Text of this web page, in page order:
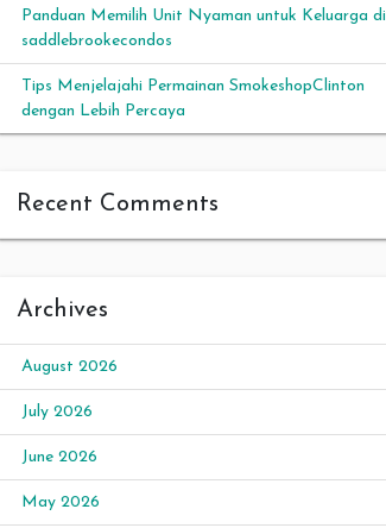
Panduan Memilih Unit Nyaman untuk Keluarga di
saddlebrookecondos
Tips Menjelajahi Permainan SmokeshopClinton
dengan Lebih Percaya
Recent Comments
Archives
August 2026
July 2026
June 2026
May 2026